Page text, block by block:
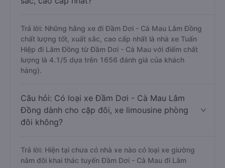
Trả lời: Những hãng xe đi Đầm Dơi - Cà Mau Lâm Đồng
chất lượng tốt, xuất sắc, cao cấp nhất là nhà xe Tuấn
Hiệp đi Lâm Đồng từ Đầm Dơi - Cà Mau với điểm chất
lượng là 4.1/5 dựa trên 1656 đánh giá của khách
hàng).
Câu hỏi: Có loại xe Đầm Dơi - Cà Mau Lâm
Đồng dành cho cặp đôi, xe limousine phòng
đôi không?
Trả lời: Hiện tại chưa có nhà xe nào có loại xe giường
nằm đôi khai thác tuyến Đầm Dơi - Cà Mau đi Lâm